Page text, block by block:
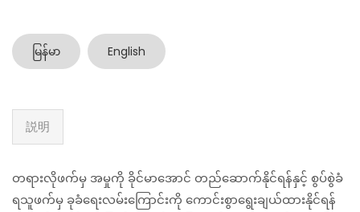
မြန်မာ English
説明
တရားလိုဖက်မှ အမှုကို ခိုင်မာအောင် တည်ဆောက်နိုင်ရန်နှင့် စွပ်စွဲခံ
ရသူဖက်မှ ခုခံရေးလမ်းကြောင်းကို ကောင်းစွာရွေးချယ်ထားနိုင်ရန်